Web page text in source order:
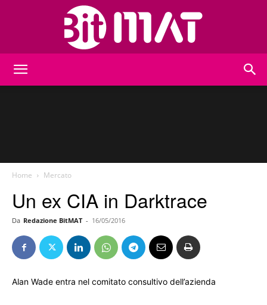
Home Mercato
Un ex CIA in Darktrace
Da Redazione BitMAT - 16/05/2016
Alan Wade entra nel comitato consultivo dell’azienda